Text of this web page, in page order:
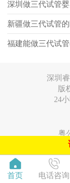
新疆做三代试管
福建能做三代试
深圳
版
24
粤
首页 电话咨询